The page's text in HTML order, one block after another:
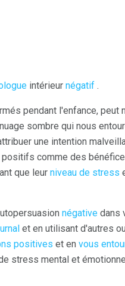
intérieur négatif .
pendant l'enfance,
sombre qui nous
une intention
comme des
que leur niveau de stress
négative dans
et en utilisant d'autres
positives et en vous
stress mental et